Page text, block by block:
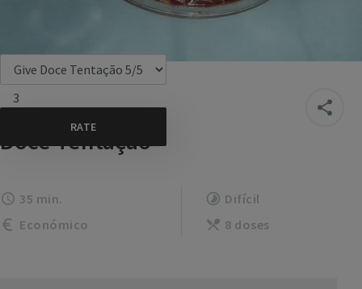
3
Doce Tentação
35 min.
Difícil
Económico
8 doses